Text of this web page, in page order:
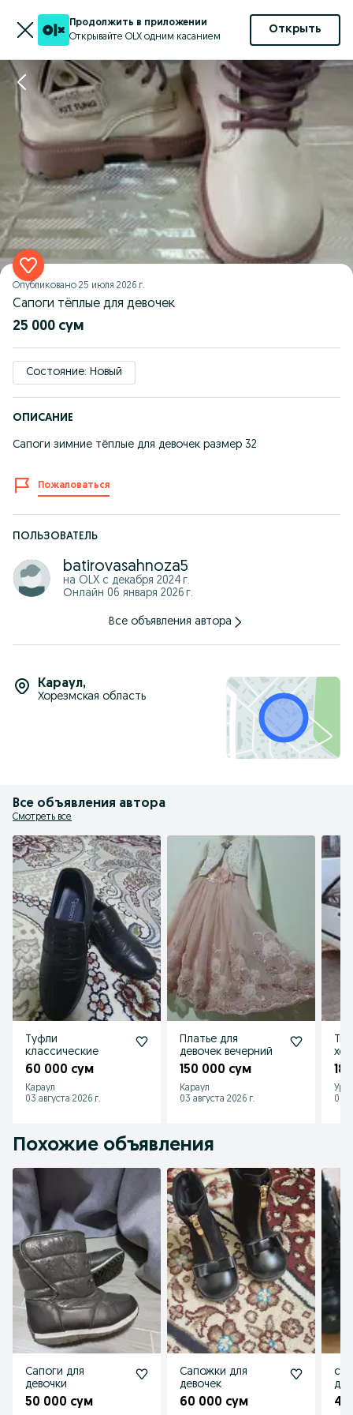
Продолжить в приложении
Открывайте OLX одним касанием
Открыть
Опубликовано 25 июля 2026 г.
Сапоги тёплые для девочек
25 000 сум
Состояние: Новый
ОПИСАНИЕ
Сапоги зимние тёплые для девочек размер 32
Пожаловаться
ПОЛЬЗОВАТЕЛЬ
batirovasahnoza5
на OLX с декабря 2024 г.
Онлайн 06 января 2026 г.
Все объявления автора
Караул,
Хорезмская область
Все объявления автора
Смотреть все
Туфли
классические
60 000 сум
Караул
03 августа 2026 г.
Платье для
девочек вечерний
150 000 сум
Караул
03 августа 2026 г.
18
01
Похожие объявления
Сапоги для
девочки
50 000 сум
Сапожки для
девочек
60 000 сум